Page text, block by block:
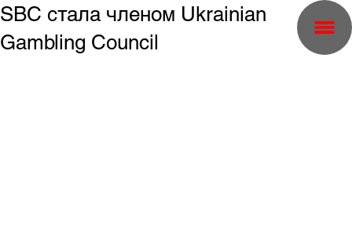
SBC стала членом Ukrainian
Gambling Council